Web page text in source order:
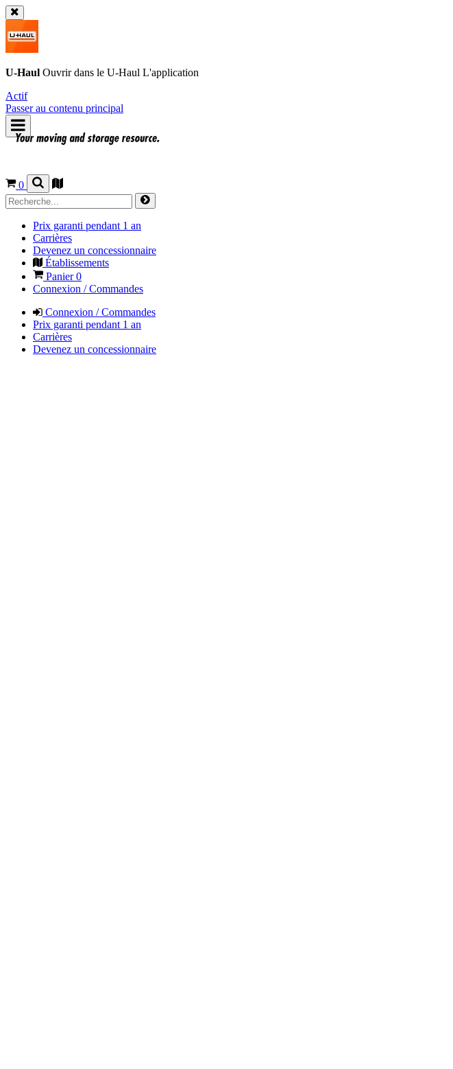
U-Haul Ouvrir dans le U-Haul L'application
Actif
Passer au contenu principal
0
Prix garanti pendant 1 an
Carrières
Devenez un concessionnaire
Établissements
Panier0
Connexion / Commandes
Connexion / Commandes
Prix garanti pendant 1 an
Carrières
Devenez un concessionnaire